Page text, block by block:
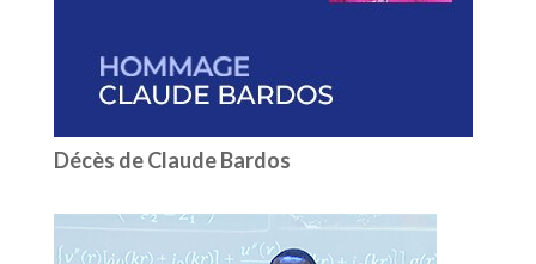
Décès de Claude Bardos